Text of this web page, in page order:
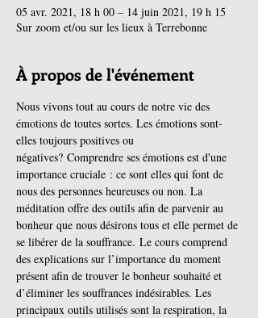
05 avr. 2021, 18 h 00 – 14 juin 2021, 19 h 15
Sur zoom et/ou sur les lieux à Terrebonne
À propos de l'événement
Nous vivons tout au cours de notre vie des
émotions de toutes sortes. Les émotions sont-
elles toujours positives ou
négatives? Comprendre ses émotions est d'une
importance cruciale : ce sont elles qui font de
nous des personnes heureuses ou non. La
méditation offre des outils afin de parvenir au
bonheur que nous désirons tous et elle permet de
se libérer de la souffrance. Le cours comprend
des explications sur l’importance du moment
présent afin de trouver le bonheur souhaité et
d’éliminer les souffrances indésirables. Les
principaux outils utilisés sont la respiration, la